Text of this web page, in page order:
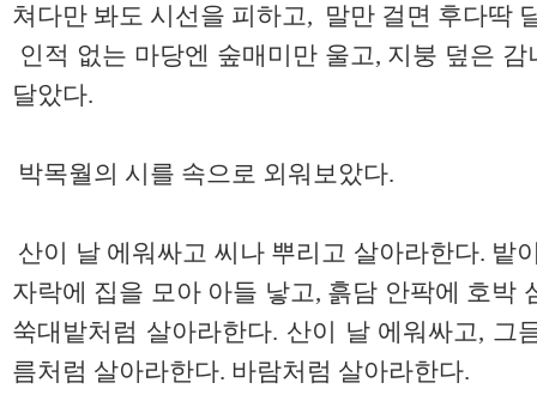
쳐다만 봐도 시선을 피하고, 말만 걸면 후다딱
인적 없는 마당엔 숲매미만 울고, 지붕 덮은
달았다.
박목월의 시를 속으로 외워보았다.
산이 날 에워싸고 씨나 뿌리고 살아라한다. 밭
자락에 집을 모아 아들 낳고, 흙담 안팍에 호박
쑥대밭처럼 살아라한다. 산이 날 에워싸고, 그
름처럼 살아라한다. 바람처럼 살아라한다.